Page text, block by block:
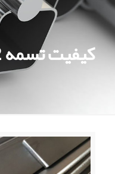
کیفیت تسمه ST52